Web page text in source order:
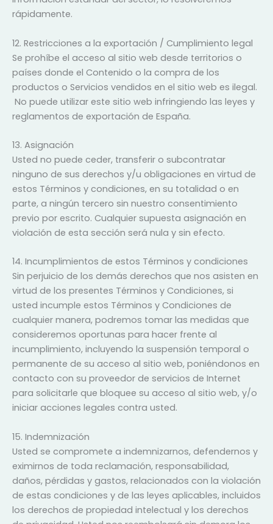
rápidamente.
12. Restricciones a la exportación / Cumplimiento legal
Se prohíbe el acceso al sitio web desde territorios o
países donde el Contenido o la compra de los
productos o Servicios vendidos en el sitio web es ilegal.
No puede utilizar este sitio web infringiendo las leyes y
reglamentos de exportación de España.
13. Asignación
Usted no puede ceder, transferir o subcontratar
ninguno de sus derechos y/u obligaciones en virtud de
estos Términos y condiciones, en su totalidad o en
parte, a ningún tercero sin nuestro consentimiento
previo por escrito. Cualquier supuesta asignación en
violación de esta sección será nula y sin efecto.
14. Incumplimientos de estos Términos y condiciones
Sin perjuicio de los demás derechos que nos asisten en
virtud de los presentes Términos y Condiciones, si
usted incumple estos Términos y Condiciones de
cualquier manera, podremos tomar las medidas que
consideremos oportunas para hacer frente al
incumplimiento, incluyendo la suspensión temporal o
permanente de su acceso al sitio web, poniéndonos en
contacto con su proveedor de servicios de Internet
para solicitarle que bloquee su acceso al sitio web, y/o
iniciar acciones legales contra usted.
15. Indemnización
Usted se compromete a indemnizarnos, defendernos y
eximirnos de toda reclamación, responsabilidad,
daños, pérdidas y gastos, relacionados con la violación
de estas condiciones y de las leyes aplicables, incluidos
los derechos de propiedad intelectual y los derechos